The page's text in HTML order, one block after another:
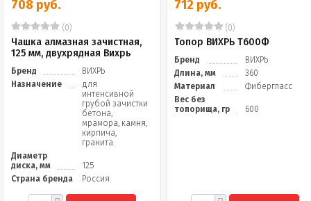
708 руб.
(0)
Чашка алмазная зачистная,
125 мм, двухрядная Вихрь
Бренд
ВИХРЬ
Назначение
для
интенсивной
грубой зачистки
бетона,
мрамора, камня,
кирпича,
гранита.
Диаметр
диска, мм
125
Страна бренда
Россия
712 руб.
(0)
Топор ВИХРЬ Т600Ф
Бренд
ВИХРЬ
Длина, мм
360
Материал
Фибергласс
Вес без
топорища, гр
600